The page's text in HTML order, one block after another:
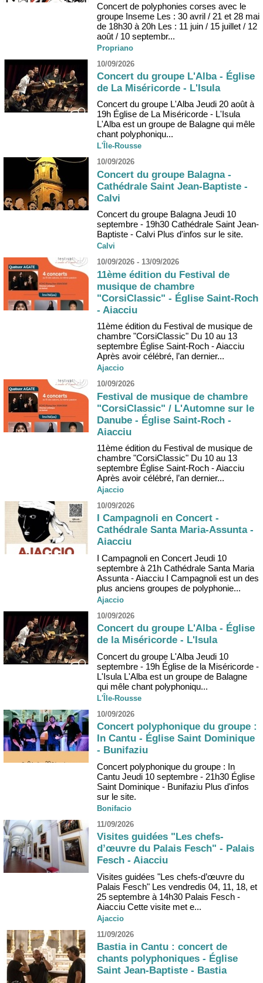
Concert de polyphonies corses avec le
groupe Inseme Les : 30 avril / 21 et 28 mai
de 18h30 à 20h Les : 11 juin / 15 juillet / 12
août / 10 septembr...
Propriano
10/09/2026
Concert du groupe L'Alba - Église
de La Miséricorde - L'Isula
Concert du groupe L'Alba Jeudi 20 août à
19h Église de La Miséricorde - L'Isula
L'Alba est un groupe de Balagne qui mêle
chant polyphoniqu...
L'Île-Rousse
10/09/2026
Concert du groupe Balagna -
Cathédrale Saint Jean-Baptiste -
Calvi
Concert du groupe Balagna Jeudi 10
septembre - 19h30 Cathédrale Saint Jean-
Baptiste - Calvi Plus d'infos sur le site.
Calvi
10/09/2026 - 13/09/2026
11ème édition du Festival de
musique de chambre
"CorsiClassic" - Église Saint-Roch
- Aiacciu
11ème édition du Festival de musique de
chambre "CorsiClassic" Du 10 au 13
septembre Église Saint-Roch - Aiacciu
Après avoir célébré, l’an dernier...
Ajaccio
10/09/2026
Festival de musique de chambre
"CorsiClassic" / L'Automne sur le
Danube - Église Saint-Roch -
Aiacciu
11ème édition du Festival de musique de
chambre "CorsiClassic" Du 10 au 13
septembre Église Saint-Roch - Aiacciu
Après avoir célébré, l’an dernier...
Ajaccio
10/09/2026
I Campagnoli en Concert -
Cathédrale Santa Maria-Assunta -
Aiacciu
I Campagnoli en Concert Jeudi 10
septembre à 21h Cathédrale Santa Maria
Assunta - Aiacciu I Campagnoli est un des
plus anciens groupes de polyphonie...
Ajaccio
10/09/2026
Concert du groupe L'Alba - Église
de la Miséricorde - L'Isula
Concert du groupe L'Alba Jeudi 10
septembre - 19h Église de la Miséricorde -
L'Isula L'Alba est un groupe de Balagne
qui mêle chant polyphoniqu...
L'Île-Rousse
10/09/2026
Concert polyphonique du groupe :
In Cantu - Église Saint Dominique
- Bunifaziu
Concert polyphonique du groupe : In
Cantu Jeudi 10 septembre - 21h30 Église
Saint Dominique - Bunifaziu Plus d'infos
sur le site.
Bonifacio
11/09/2026
Visites guidées "Les chefs-
d’œuvre du Palais Fesch" - Palais
Fesch - Aiacciu
Visites guidées "Les chefs-d’œuvre du
Palais Fesch" Les vendredis 04, 11, 18, et
25 septembre à 14h30 Palais Fesch -
Aiacciu Cette visite met e...
Ajaccio
11/09/2026
Bastia in Cantu : concert de
chants polyphoniques - Église
Saint Jean-Baptiste - Bastia